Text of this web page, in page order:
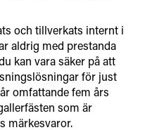
och tillverkats internt i
aldrig med prestanda
kan vara säker på att
för just
omfattande fem års
som är
märkesvaror.